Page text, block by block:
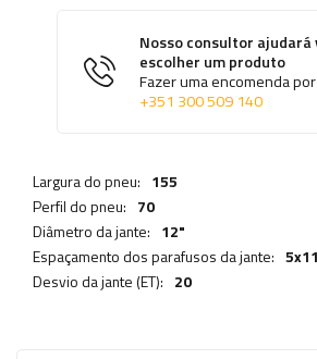
Nosso consultor ajudará
escolher um produto
Fazer uma encomenda
+351 300 509 140
Largura do pneu: 155
Perfil do pneu: 70
Diâmetro da jante: 12"
Espaçamento dos parafusos da jante:
Desvio da jante (ET): 20